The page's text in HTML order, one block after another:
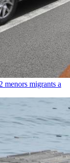
menors migrants a